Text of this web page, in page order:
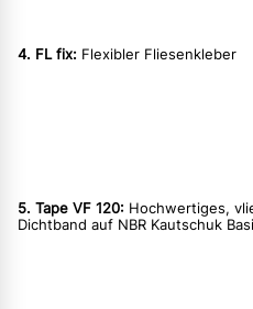
4. FL fix: Flexibler Fliesenkleber
5. Tape VF 120: Hochwertiges,
Dichtband auf NBR Kautschuk